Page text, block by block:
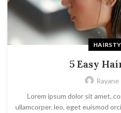
5 Easy
Rayane
Lorem ipsum dolor sit amet,
ullamcorper. leo, eget euismod